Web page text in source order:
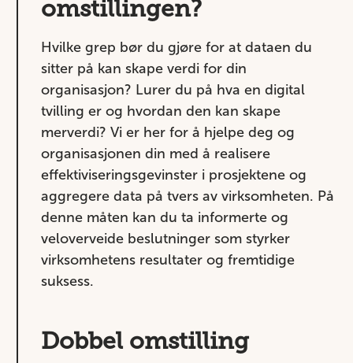
omstillingen?
Hvilke grep bør du gjøre for at dataen du
sitter på kan skape verdi for din
organisasjon? Lurer du på hva en digital
tvilling er og hvordan den kan skape
merverdi? Vi er her for å hjelpe deg og
organisasjonen din med å realisere
effektiviseringsgevinster i prosjektene og
aggregere data på tvers av virksomheten. På
denne måten kan du ta informerte og
veloverveide beslutninger som styrker
virksomhetens resultater og fremtidige
suksess.
Dobbel omstilling